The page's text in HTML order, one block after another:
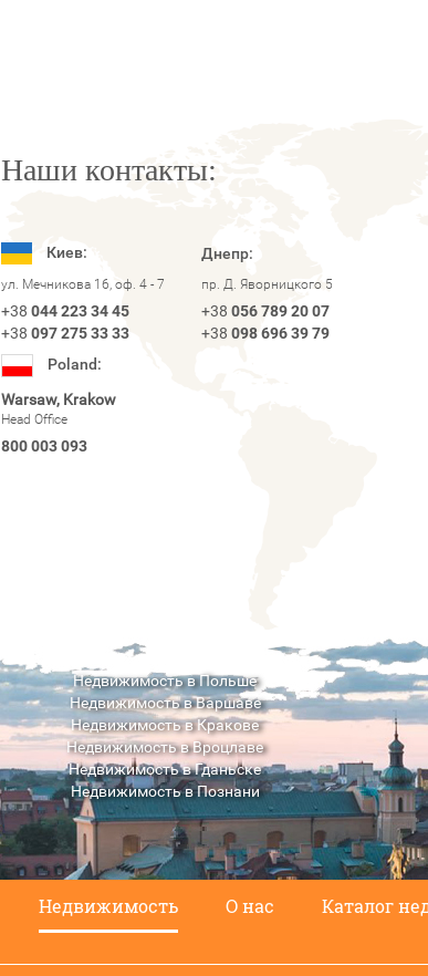
Наши контакты:
Киев:
ул. Мечникова 16, оф. 4 - 7
+38 044 223 34 45
+38 097 275 33 33
Днепр:
пр. Д. Яворницкого 5
+38 056 789 20 07
+38 098 696 39 79
Poland:
Warsaw, Krakow
Head Office
800 003 093
Недвижимость в Польше
Недвижимость в Варшаве
Недвижимость в Кракове
Недвижимость в Вроцлаве
Недвижимость в Гданьске
Недвижимость в Познани
Недвижимость в Люблине
Недвижимость О нас Каталог